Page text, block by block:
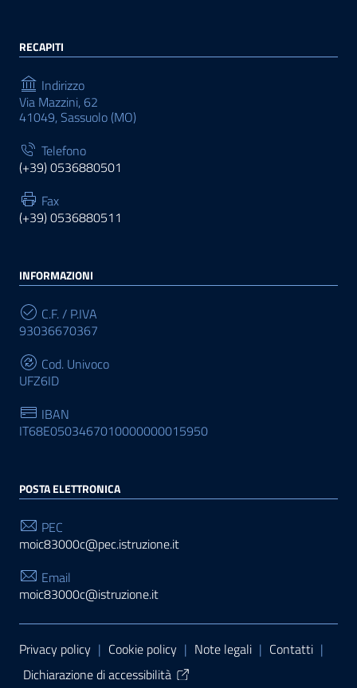
RECAPITI
Indirizzo
Via Mazzini, 62
41049, Sassuolo (MO)
Telefono
(+39) 0536880501
Fax
(+39) 0536880511
INFORMAZIONI
C.F. / P.IVA
93036670367
Cod. Univoco
UFZ6ID
IBAN
IT68E0503467010000000015950
POSTA ELETTRONICA
PEC
moic83000c@pec.istruzione.it
Email
moic83000c@istruzione.it
Sezione Link Utili
Privacy policy | Cookie policy | Note legali | Contatti |
Dichiarazione di accessibilità